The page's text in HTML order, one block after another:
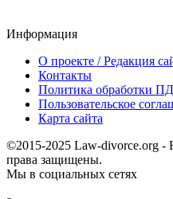
Информация
О проекте / Редакция
Контакты
Политика обработки ПД
Пользовательское
Карта сайта
©2015-2025 Law-divorce.org -
права защищены.
Мы в социальных сетях